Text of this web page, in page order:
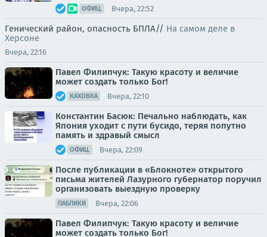
ОФИЦ. Вчера, 22:52
Генический район, опасность БПЛА// На самом деле в
Херсоне
Вчера, 22:16
Павел Филипчук: Такую красоту и величие
может создать только Бог!
КАХОВКА Вчера, 22:10
Константин Басюк: Печально наблюдать, как
Япония уходит с пути бусидо, теряя попутно
память и здравый смысл
ОФИЦ. Вчера, 22:09
После публикации в «Блокноте» открытого
письма жителей Лазурного губернатор поручил
организовать выездную проверку
ПАБЛИКИ Вчера, 22:06
Павел Филипчук: Такую красоту и величие
может создать только Бог!